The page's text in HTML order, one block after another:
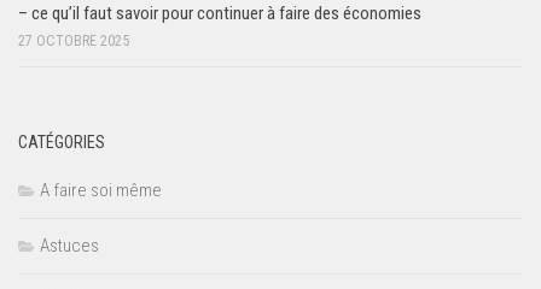
– ce qu’il faut savoir pour continuer à faire des économies
27 OCTOBRE 2025
CATÉGORIES
A faire soi même
Astuces